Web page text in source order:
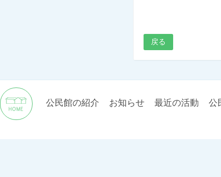
戻る
公民館の紹介 お知らせ 最近の活動 公